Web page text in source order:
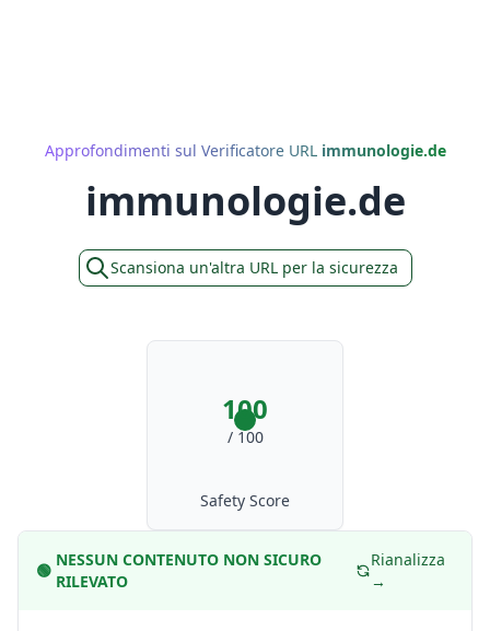
Approfondimenti sul Verificatore URL immunologie.de
immunologie.de
Scansiona un'altra URL per la sicurezza
100
/ 100
Safety Score
🟢
NESSUN CONTENUTO NON SICURO
RILEVATO
Rianalizza
→